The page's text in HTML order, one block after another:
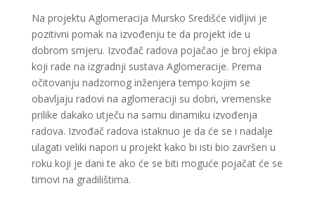
Na projektu Aglomeracija Mursko Središće vidljivi je
pozitivni pomak na izvođenju te da projekt ide u
dobrom smjeru. Izvođač radova pojačao je broj ekipa
koji rade na izgradnji sustava Aglomeracije. Prema
očitovanju nadzornog inženjera tempo kojim se
obavljaju radovi na aglomeraciji su dobri, vremenske
prilike dakako utječu na samu dinamiku izvođenja
radova. Izvođač radova istaknuo je da će se i nadalje
ulagati veliki napori u projekt kako bi isti bio završen u
roku koji je dani te ako će se biti moguće pojačat će se
timovi na gradilištima.